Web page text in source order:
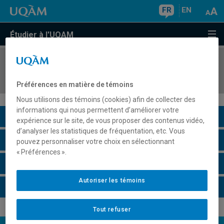
FR EN
Étudier à l'UQAM
COURS//
Description du cours
Horaire - Été 2026
Préférences en matière de témoins
Nous utilisons des témoins (cookies) afin de collecter des
informations qui nous permettent d’améliorer votre
expérience sur le site, de vous proposer des contenus vidéo,
d’analyser les statistiques de fréquentation, etc. Vous
pouvez personnaliser votre choix en sélectionnant
« Préférences ».
Tout refuser
Autoriser les témoins